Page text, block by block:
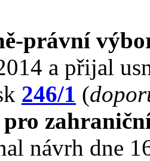
právní
a přijal
246/1 (
návrh dne